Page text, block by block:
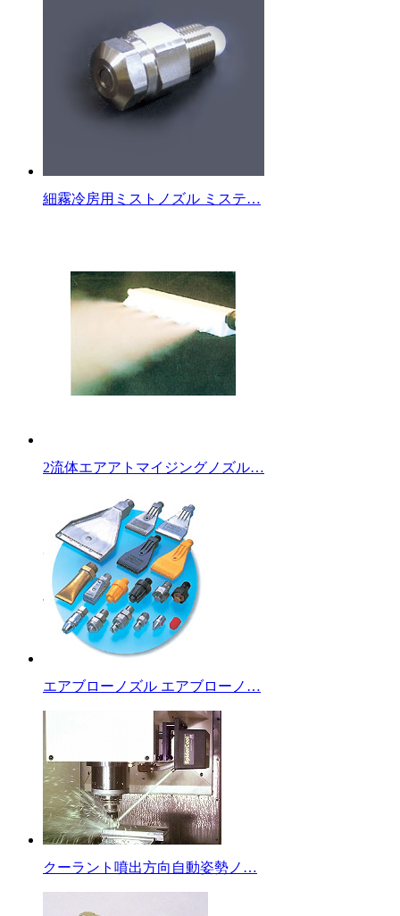
細霧冷房用ミストノズル ミステ…
2流体エアアトマイジングノズル…
エアブローノズル エアブローノ…
クーラント噴出方向自動姿勢ノ…